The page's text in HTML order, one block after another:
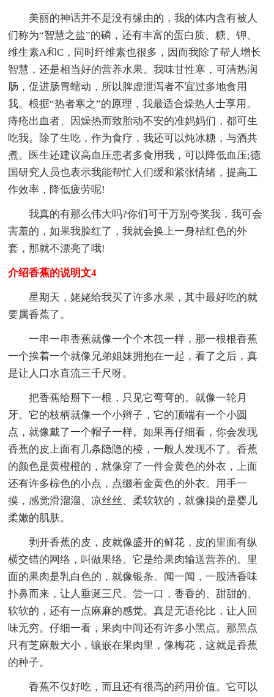
美丽的神话并不是没有缘由的，我的体内含有被人
们称为“智慧之盐”的磷，还有丰富的蛋白质、糖、钾、
维生素A和C，同时纤维素也很多，因而我除了帮人增长
智慧，还是相当好的营养水果。我味甘性寒，可清热润
肠，促进肠胃蠕动，所以脾虚泄泻者不宜过多地食用
我。根据“热者寒之”的原理，我最适合燥热人士享用。
痔疮出血者、因燥热而致胎动不安的准妈妈们，都可生
吃我。除了生吃，作为食疗，我还可以炖冰糖，与酒共
煮。医生还建议高血压患者多食用我，可以降低血压;德
国研究人员也表示我能帮忙人们缓和紧张情绪，提高工
作效率，降低疲劳呢!
我真的有那么伟大吗?你们可千万别夸奖我，我可会
害羞的，如果我脸红了，我就会换上一身桔红色的外
套，那就不漂亮了哦!
介绍香蕉的说明文4
星期天，姥姥给我买了许多水果，其中最好吃的就
要属香蕉了。
一串一串香蕉就像一个个木筏一样，那一根根香蕉
一个挨着一个就像兄弟姐妹拥抱在一起，看了之后，真
是让人口水直流三千尺呀。
把香蕉给掰下一根，只见它弯弯的。就像一轮月
牙。它的枝柄就像一个小辫子，它的顶端有一个小圆
点，就像戴了一个帽子一样。如果再仔细看，你会发现
香蕉的皮上面有几条隐隐的棱，一般人发现不了。香蕉
的颜色是黄橙橙的，就像穿了一件金黄色的外衣，上面
还有许多棕色的小点，点缀着金黄色的外衣。用手一
摸，感觉滑溜溜、凉丝丝、柔软软的，就像摸的是婴儿
柔嫩的肌肤。
剥开香蕉的皮，皮就像盛开的鲜花，皮的里面有纵
横交错的网络，叫做果络。它是给果肉输送营养的。里
面的果肉是乳白色的，就像银条。闻一闻，一股清香味
扑鼻而来，让人垂涎三尺。尝一口，香香的、甜甜的、
软软的，还有一点麻麻的感觉。真是无语伦比，让人回
味无穷。仔细一看，果肉中间还有许多小黑点。那黑点
只有芝麻般大小，镶嵌在果肉里，像梅花，这就是香蕉
的种子。
香蕉不仅好吃，而且还有很高的药用价值。它可以